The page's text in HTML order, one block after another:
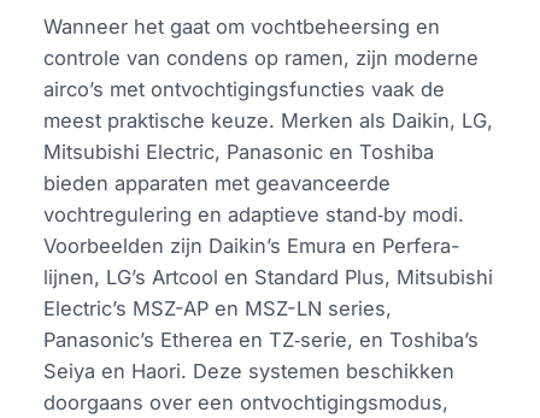
Wanneer het gaat om vochtbeheersing en
controle van condens op ramen, zijn moderne
airco’s met ontvochtigingsfuncties vaak de
meest praktische keuze. Merken als Daikin, LG,
Mitsubishi Electric, Panasonic en Toshiba
bieden apparaten met geavanceerde
vochtregulering en adaptieve stand‑by modi.
Voorbeelden zijn Daikin’s Emura en Perfera-
lijnen, LG’s Artcool en Standard Plus, Mitsubishi
Electric’s MSZ-AP en MSZ-LN series,
Panasonic’s Etherea en TZ‑serie, en Toshiba’s
Seiya en Haori. Deze systemen beschikken
doorgaans over een ontvochtigingsmodus,